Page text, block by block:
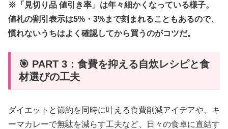
※「見切り品 値引き率」は年々細かくなっている様子。
値札の割引表示は5%・3%まで刻まれることもあるので、
慣れないうちはよく確認してから買うのがコツだ。
🎯 PART 3：食費を抑える自炊レシピと食
材選びの工夫
ダイエットと節約を同時に叶える食費削減アイデアや、キ
ーマカレーで無駄を減らす工夫など、日々の食卓に直結す